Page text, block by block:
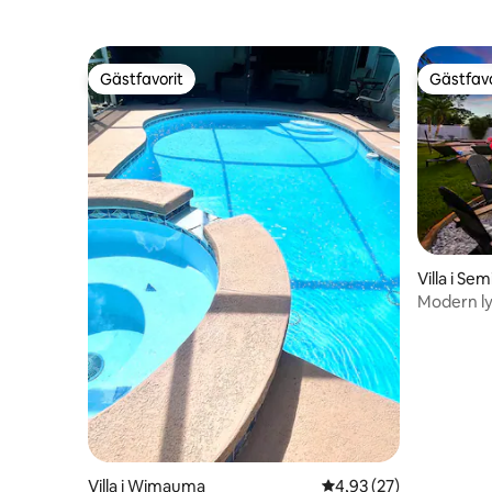
Gästfavorit
Gästfavorit
Villa i Wimauma 4,93 av 5 i
4,93 (27)
Villa i
Modern